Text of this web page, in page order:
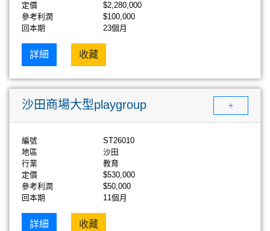
定價
$2,280,000
參考利潤
$100,000
回本期
23個月
詳細 收藏
沙田商場大型playgroup +
編號
ST26010
地區
沙田
行業
教育
定價
$530,000
參考利潤
$50,000
回本期
11個月
詳細 收藏